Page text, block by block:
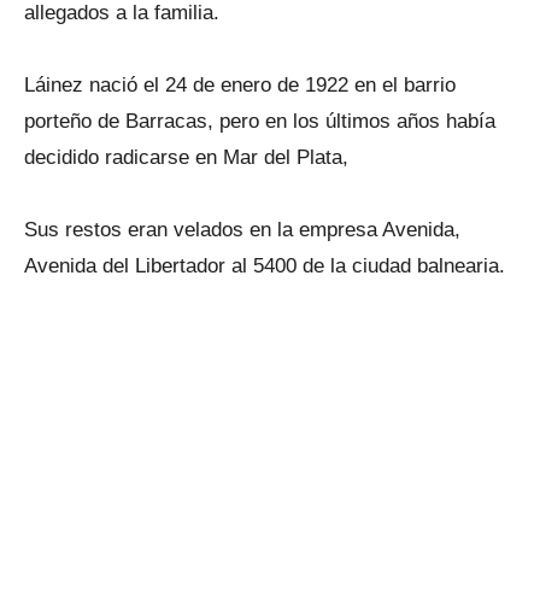
allegados a la familia.
Láinez nació el 24 de enero de 1922 en el barrio
porteño de Barracas, pero en los últimos años había
decidido radicarse en Mar del Plata,
Sus restos eran velados en la empresa Avenida,
Avenida del Libertador al 5400 de la ciudad balnearia.